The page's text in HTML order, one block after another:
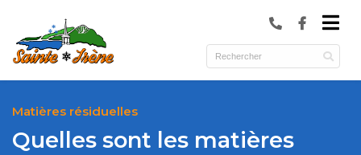
(Municipalité )
Matières résiduelles
Quelles sont les matières